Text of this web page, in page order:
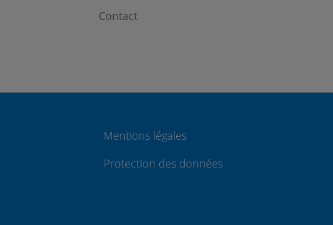
Contact
Mentions légales
Protection des données